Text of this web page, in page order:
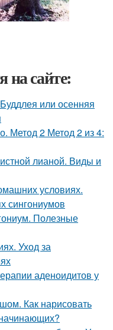
на сайте:
или осенняя
Метод 2 Метод 2 из 4:
лианой. Виды и
условиях.
сингониумов
Полезные
Уход за
аденоидитов у
Как нарисовать